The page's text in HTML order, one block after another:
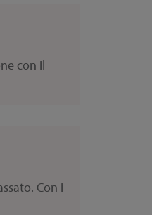
con il
Con i